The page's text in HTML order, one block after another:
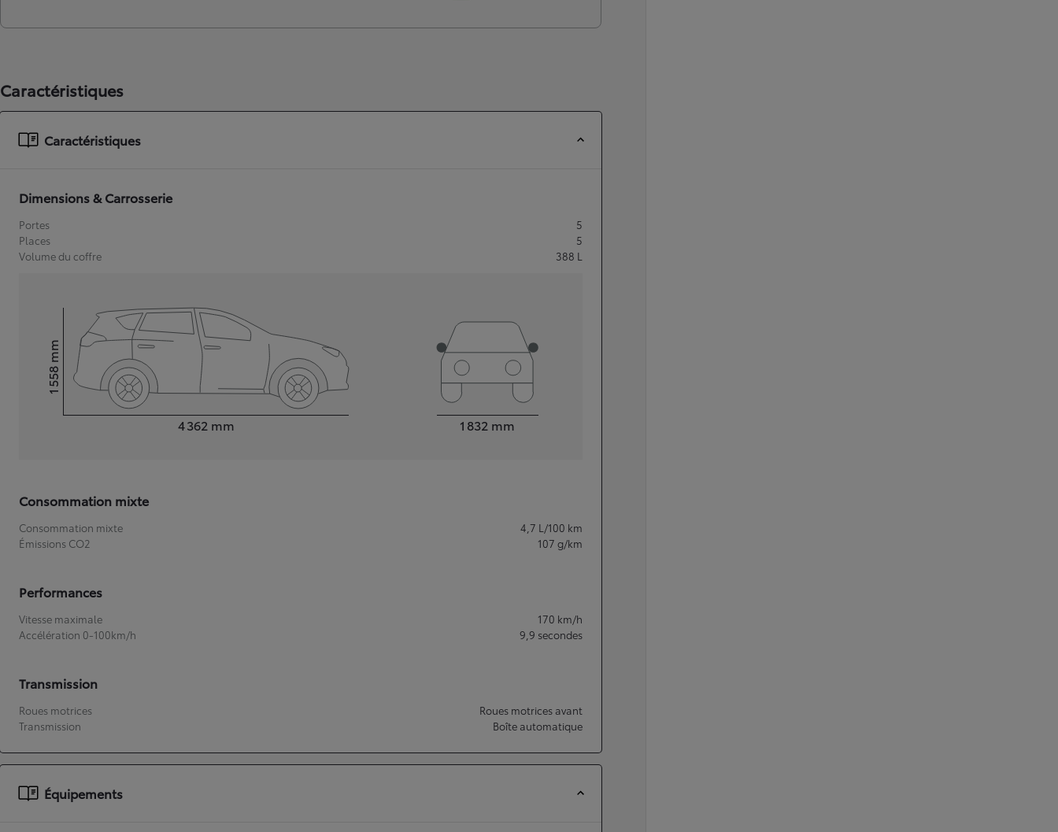
À partir de 19 700 €
Nouvelle Yaris Cross
HYBRIDE
Caractéristiques
Caractéristiques
Dimensions & Carrosserie
Portes
5
Places
5
Volume du coffre
388 L
4 362 mm
Hauteur1 558
mm
1 832 mm
Consommation mixte
Consommation mixte 4,7 L/100 km
Émissions CO2
107 g/km
Performances
Vitesse maximale 170 km/h
Accélération 0-100km/h
9,9 secondes
Transmission
Roues motrices
Roues motrices avant
Transmission
Boîte automatique
Équipements